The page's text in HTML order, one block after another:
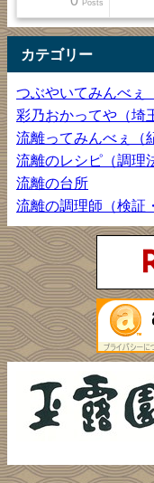
Posts
カテゴリー
つぶやいてみんべぇ
彩乃おかってや（埼
流離ってみんべぇ（
流離のレシピ（調理
流離の台所
流離の調理師（検証